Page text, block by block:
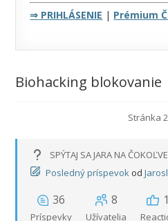
⇒ PRIHLÁSENIE | Prémium
Biohacking blokovanie
Stránka
SPÝTAJ SA JARA NA
Posledný príspevok od
36
Príspevky
8
Užívatelia